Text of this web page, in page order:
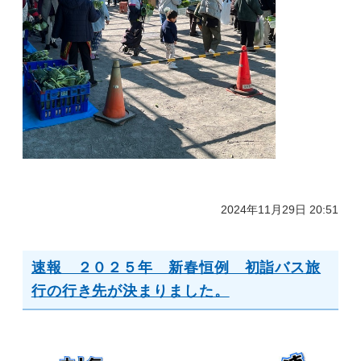
2024年11月29日 20:51
速報 ２０２５年 新春恒例 初詣バス旅
行の行き先が決まりました。